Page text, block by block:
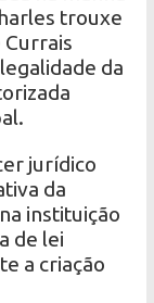
trouxe
Currais
da
jurídico
da
instituição
de lei
a criação